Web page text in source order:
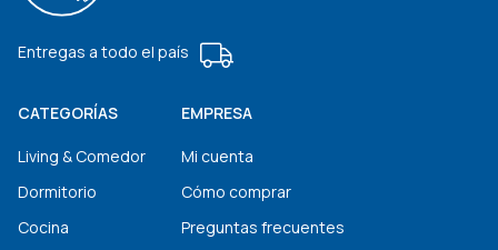
Entregas a todo el país
CATEGORÍAS
Living & Comedor
Dormitorio
Cocina
EMPRESA
Mi cuenta
Cómo comprar
Preguntas frecuentes